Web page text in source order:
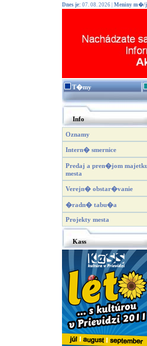
Dnes je: 07. 08. 2026 | Meniny m�/
T�my
Info
Oznamy
Intern� smernice
Predaj a pren�jom
mesta
Verejn� obstar�vanie
�radn� tabu�a
Projekty mesta
Kass